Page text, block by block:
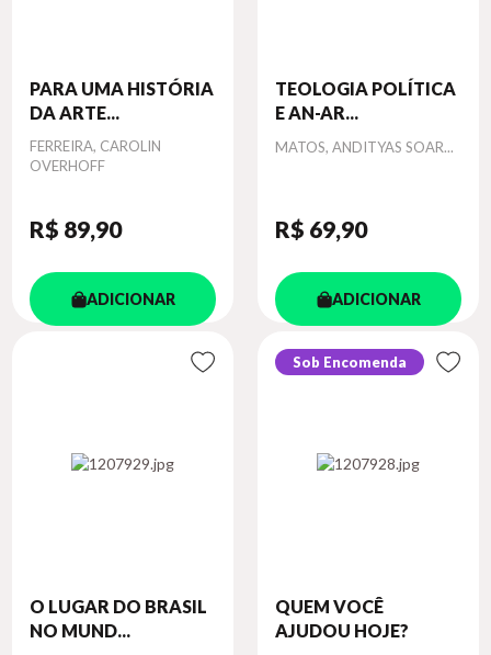
PARA UMA HISTÓRIA
DA ARTE...
Autor
FERREIRA, CAROLIN
OVERHOFF
R$ 89,90
ADICIONAR
TEOLOGIA POLÍTICA
E AN-AR...
Autor
MATOS, ANDITYAS SOAR...
R$ 69,90
ADICIONAR
O LUGAR DO BRASIL
NO MUND...
Sob Encomenda
QUEM VOCÊ
AJUDOU HOJE?